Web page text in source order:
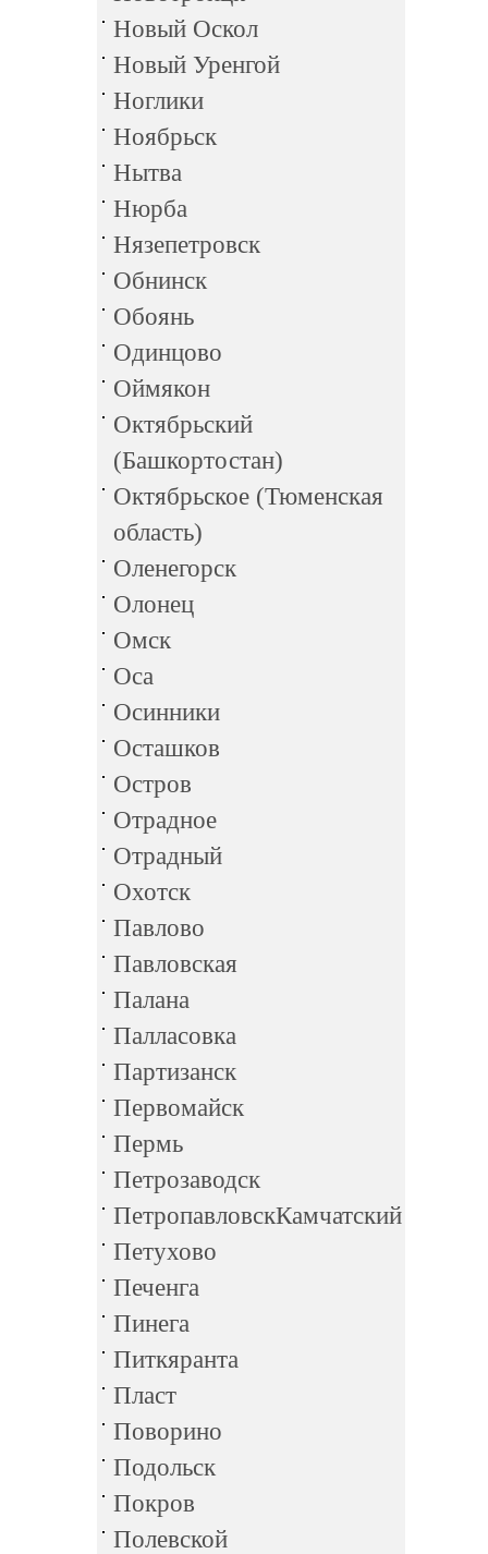
Новый Оскол
Новый Уренгой
Ноглики
Ноябрьск
Нытва
Нюрба
Нязепетровск
Обнинск
Обоянь
Одинцово
Оймякон
Октябрьский
(Башкортостан)
Октябрьское (Тюменская
область)
Оленегорск
Олонец
Омск
Оса
Осинники
Осташков
Остров
Отрадное
Отрадный
Охотск
Павлово
Павловская
Палана
Палласовка
Партизанск
Первомайск
Пермь
Петрозаводск
ПетропавловскКамчатский
Петухово
Печенга
Пинега
Питкяранта
Пласт
Поворино
Подольск
Покров
Полевской